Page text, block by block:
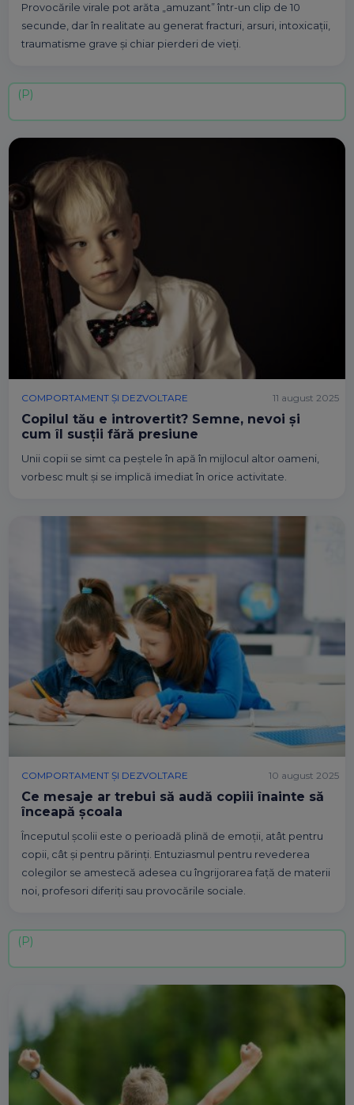
Provocările virale pot arăta „amuzant” într-un clip de 10
secunde, dar în realitate au generat fracturi, arsuri, intoxicații,
traumatisme grave și chiar pierderi de vieți.
COMPORTAMENT ȘI DEZVOLTARE
Copilul tău e introvertit? Semne, nevoi și
cum îl susții fără presiune
Unii copii se simt ca peștele în apă în mijlocul altor oameni,
vorbesc mult și se implică imediat în orice activitate.
11 august 2025
COMPORTAMENT ȘI DEZVOLTARE
Ce mesaje ar trebui să audă copiii înainte să
înceapă școala
Începutul școlii este o perioadă plină de emoții, atât pentru
copii, cât și pentru părinți. Entuziasmul pentru revederea
colegilor se amestecă adesea cu îngrijorarea față de materii
noi, profesori diferiți sau provocările sociale.
10 august 2025